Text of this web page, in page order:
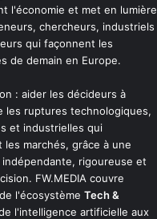
l'économie et met en lumière
chercheurs, industriels
qui façonnent les
de demain en Europe.
: aider les décideurs à
les ruptures technologiques,
et industrielles qui
les marchés, grâce à une
rigoureuse et
FW.MEDIA couvre
l'écosystème Tech &
l'intelligence artificielle aux